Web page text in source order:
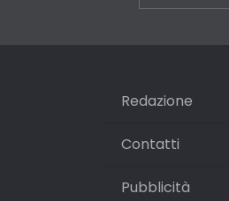
Redazione
Contatti
Pubblicità